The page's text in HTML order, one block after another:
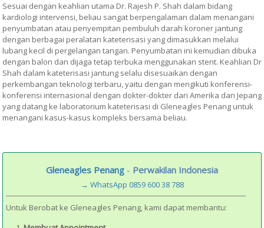
Sesuai dengan keahlian utama Dr. Rajesh P. Shah dalam bidang
kardiologi intervensi, beliau sangat berpengalaman dalam menangani
penyumbatan atau penyempitan pembuluh darah koroner jantung
dengan berbagai peralatan kateterisasi yang dimasukkan melalui
lubang kecil di pergelangan tangan. Penyumbatan ini kemudian dibuka
dengan balon dan dijaga tetap terbuka menggunakan stent. Keahlian Dr
Shah dalam kateterisasi jantung selalu disesuaikan dengan
perkembangan teknologi terbaru, yaitu dengan mengikuti konferensi-
konferensi internasional dengan dokter-dokter dari Amerika dan Jepang
yang datang ke laboratorium kateterisasi di Gleneagles Penang untuk
menangani kasus-kasus kompleks bersama beliau.
Gleneagles Penang - Perwakilan Indonesia
→ WhatsApp 0859 600 38 788
Untuk Berobat ke Gleneagles Penang, kami dapat membantu: